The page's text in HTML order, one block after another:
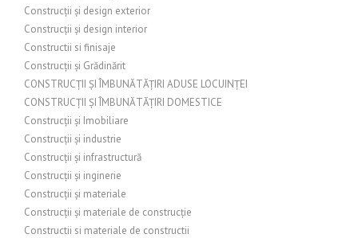
Construcții și design exterior
Construcții și design interior
Constructii si finisaje
Construcții și Grădinărit
CONSTRUCȚII ȘI ÎMBUNĂTĂȚIRI ADUSE LOCUINȚEI
CONSTRUCȚII ȘI ÎMBUNĂTĂȚIRI DOMESTICE
Construcții și Imobiliare
Construcții și industrie
Construcții și infrastructură
Construcții și inginerie
Construcții și materiale
Construcții și materiale de construcție
Constructii si materiale de constructii